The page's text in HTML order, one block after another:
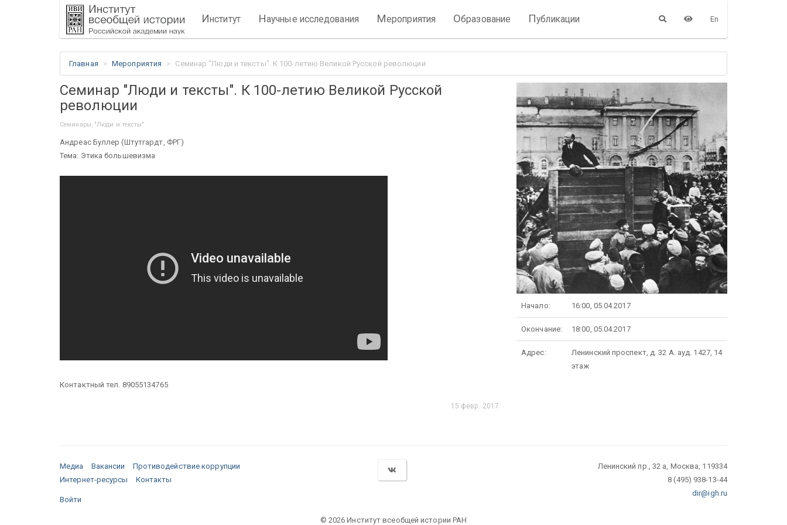
Институт Научные исследования Мероприятия Образование Публикации En
Главная Мероприятия Семинар "Люди и тексты". К 100-летию Великой Русской революции
Семинар "Люди и тексты". К 100-летию Великой Русской
революции
Семинары, "Люди и тексты"
Андреас Буллер (Штутгардт, ФРГ)
Тема: Этика большевизма
Контактный тел. 89055134765
15 февр. 2017
Начало: 16:00, 05.04.2017
Окончание: 18:00, 05.04.2017
Адрес:
Ленинский проспект, д. 32 А. ауд. 1427, 14
этаж
Медиа Вакансии
Противодействие коррупции
Интернет-ресурсы
Контакты
Войти
Ленинский пр., 32 а, Москва, 119334
8 (495) 938-13-44
dir@igh.ru
© 2026 Институт всеобщей истории РАН